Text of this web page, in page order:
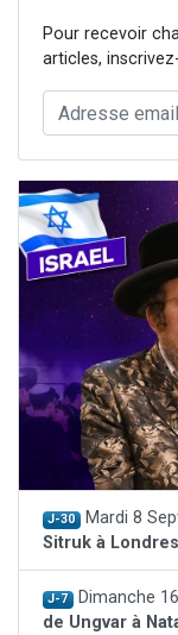
Pour recevoir
articles,
J-30 Mardi 8
Sitruk à
J-7 Dimanche
de Ungvar à